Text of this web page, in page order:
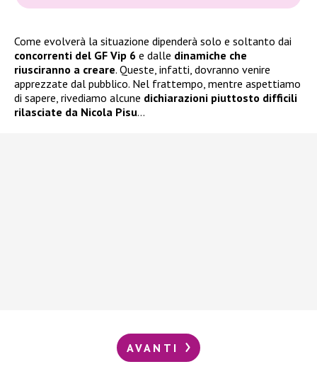
Come evolverà la situazione dipenderà solo e soltanto dai
concorrenti del GF Vip 6 e dalle dinamiche che
riusciranno a creare. Queste, infatti, dovranno venire
apprezzate dal pubblico. Nel frattempo, mentre aspettiamo
di sapere, rivediamo alcune dichiarazioni piuttosto difficili
rilasciate da Nicola Pisu…
AVANTI